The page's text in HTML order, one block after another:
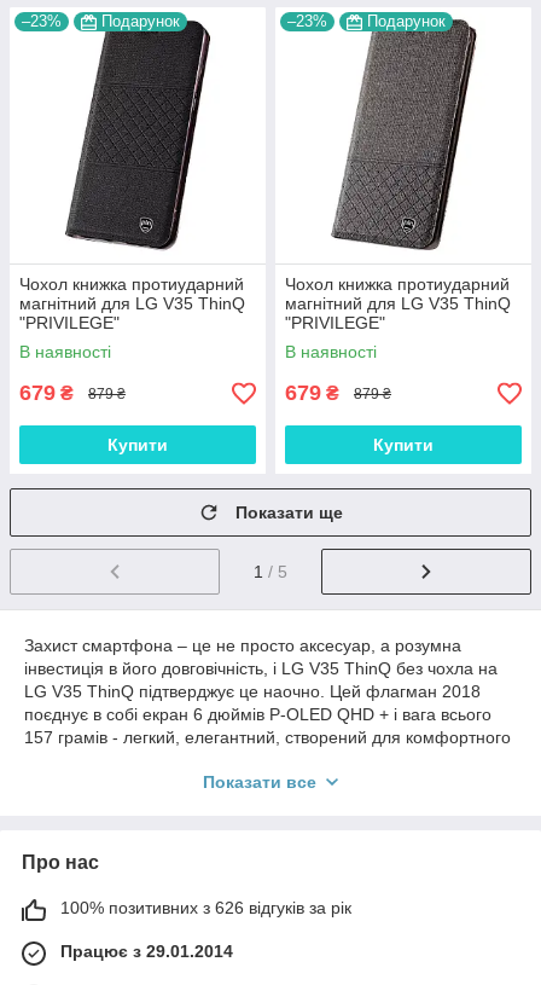
–23% Подарунок
Чохол книжка протиударний
магнітний для LG V35 ThinQ
"PRIVILEGE"
В наявності
679 ₴ 879 ₴
Купити
–23% Подарунок
Чохол книжка протиударний
магнітний для LG V35 ThinQ
"PRIVILEGE"
В наявності
679 ₴ 879 ₴
Купити
Показати ще
1 / 5
Захист смартфона – це не просто аксесуар, а розумна
інвестиція в його довговічність, і LG V35 ThinQ без чохла на
LG V35 ThinQ підтверджує це наочно. Цей флагман 2018
поєднує в собі екран 6 дюймів P-OLED QHD + і вага всього
157 грамів - легкий, елегантний, створений для комфортного
незважаючи на свою преміальну естетику, швидко
активного використання мій екземпляр вже виглядав
пошарпаним, що підштовхнуло мене до пошуку відповідного
рішення. У цьому огляді я поділюся актуальними
рекомендаціями у діловому стилі з елементами експертного
аналізу, щоб ви могли вибрати чохол, який продовжить життя
вашого пристрою та додасть практичності.
Показати все
Про нас
100% позитивних з 626 відгуків за рік
Працює з 29.01.2014